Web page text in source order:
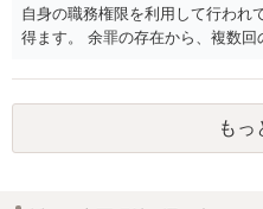
自身の職務権限を利用して行われ
得ます。 余罪の存在から、複数
ると思われます。 他方、余罪を
害者の経済的損害の回復として有
を有しないことも、規範意識が鈍
利な点です。 その他、家族の監
もっ